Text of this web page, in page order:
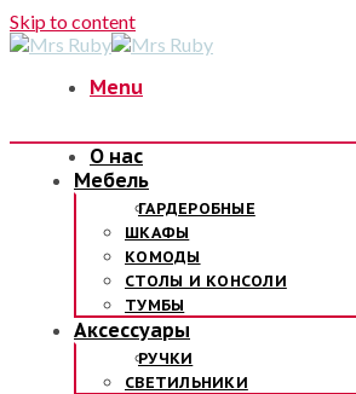
Skip to content
Menu
О нас
Мебель
ГАРДЕРОБНЫЕ
ШКАФЫ
КОМОДЫ
СТОЛЫ И КОНСОЛИ
ТУМБЫ
Аксессуары
РУЧКИ
СВЕТИЛЬНИКИ